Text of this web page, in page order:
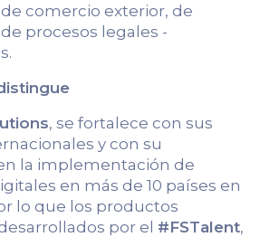
comercio exterior, de
procesos legales -
, se fortalece con sus
y con su
la implementación de
en más de 10 países en
lo que los productos
por el #FSTalent,